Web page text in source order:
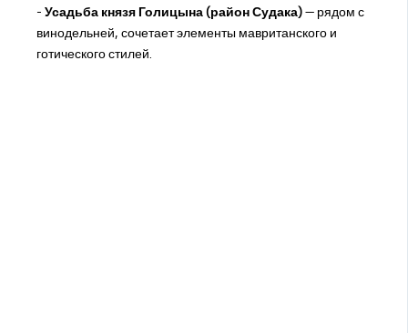
- Усадьба князя Голицына (район Судака)— рядом с
винодельней, сочетает элементы мавританского и
готического стилей.